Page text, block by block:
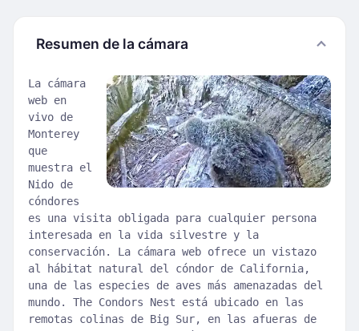
Resumen de la cámara
La cámara
web en
vivo de
Monterey
que
muestra el
Nido de
cóndores
es una visita obligada para cualquier persona
interesada en la vida silvestre y la
conservación. La cámara web ofrece un vistazo
al hábitat natural del cóndor de California,
una de las especies de aves más amenazadas del
mundo. The Condors Nest está ubicado en las
remotas colinas de Big Sur, en las afueras de